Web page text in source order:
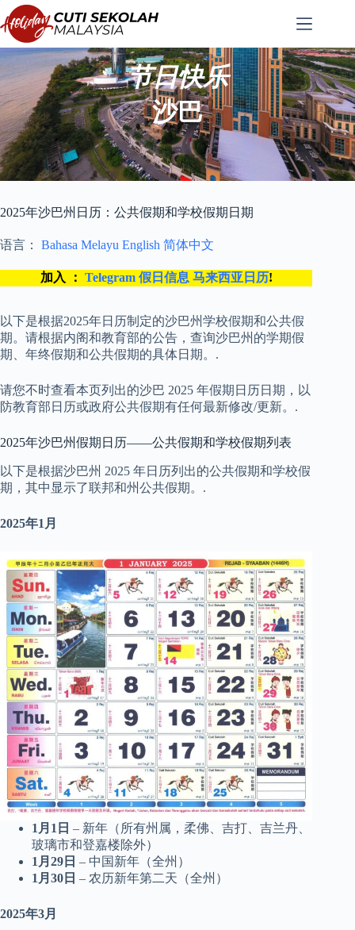
至
内
容
节日快乐
沙巴
2025年沙巴州日历：公共假期和学校假期日期
语言： Bahasa Melayu English 简体中文
加入 ： Telegram 假日信息 马来西亚日历!
以下是根据2025年日历制定的沙巴州学校假期和公共假
期。请根据内阁和教育部的公告，查询沙巴州的学期假
期、年终假期和公共假期的具体日期。.
请您不时查看本页列出的沙巴 2025 年假期日历日期，以
防教育部日历或政府公共假期有任何最新修改/更新。.
2025年沙巴州假期日历——公共假期和学校假期列表
以下是根据沙巴州 2025 年日历列出的公共假期和学校假
期，其中显示了联邦和州公共假期。.
2025年1月
1月1日 – 新年（所有州属，柔佛、吉打、吉兰丹、
玻璃市和登嘉楼除外）
1月29日 – 中国新年（全州）
1月30日 – 农历新年第二天（全州）
2025年3月